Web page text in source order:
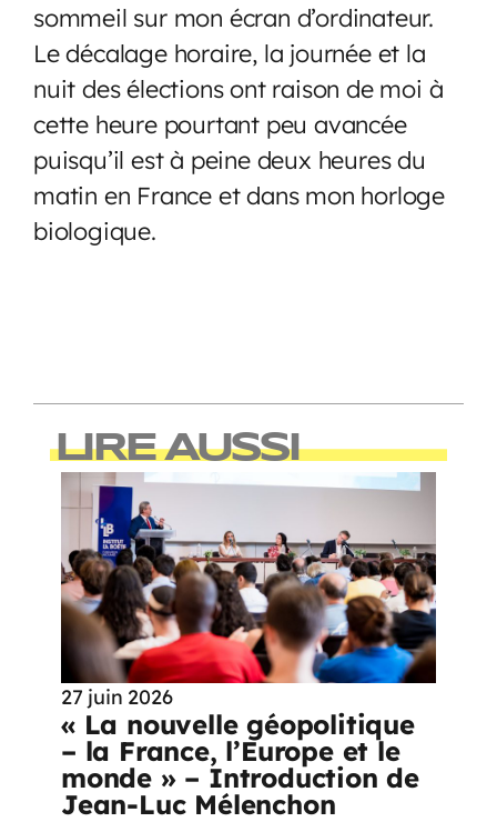
sommeil sur mon écran d’ordinateur.
Le décalage horaire, la journée et la
nuit des élections ont raison de moi à
cette heure pourtant peu avancée
puisqu’il est à peine deux heures du
matin en France et dans mon horloge
biologique.
LIRE AUSSI
27 juin 2026
« La nouvelle géopolitique
– la France, l’Europe et le
monde » – Introduction de
Jean-Luc Mélenchon